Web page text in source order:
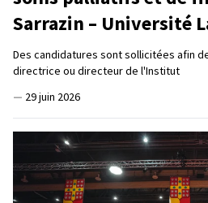
Sarrazin – Université
Des candidatures sont sollicitées afin
directrice ou directeur de l'Institut
— 29 juin 2026